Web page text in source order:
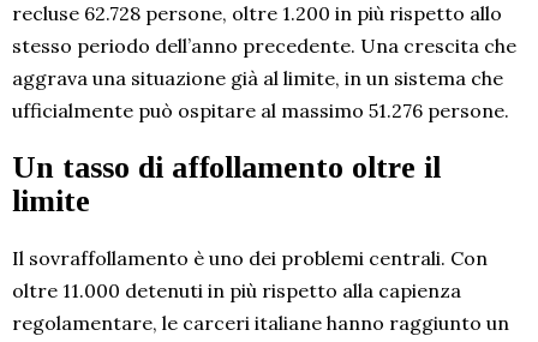
recluse 62.728 persone, oltre 1.200 in più rispetto allo
stesso periodo dell’anno precedente. Una crescita che
aggrava una situazione già al limite, in un sistema che
ufficialmente può ospitare al massimo 51.276 persone.
Un tasso di affollamento oltre il
limite
Il sovraffollamento è uno dei problemi centrali. Con
oltre 11.000 detenuti in più rispetto alla capienza
regolamentare, le carceri italiane hanno raggiunto un